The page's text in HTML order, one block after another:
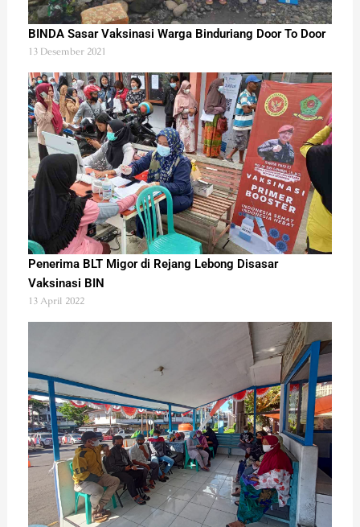
BINDA Sasar Vaksinasi Warga Binduriang Door To Door
13 Desember 2021
Penerima BLT Migor di Rejang Lebong Disasar
Vaksinasi BIN
13 April 2022